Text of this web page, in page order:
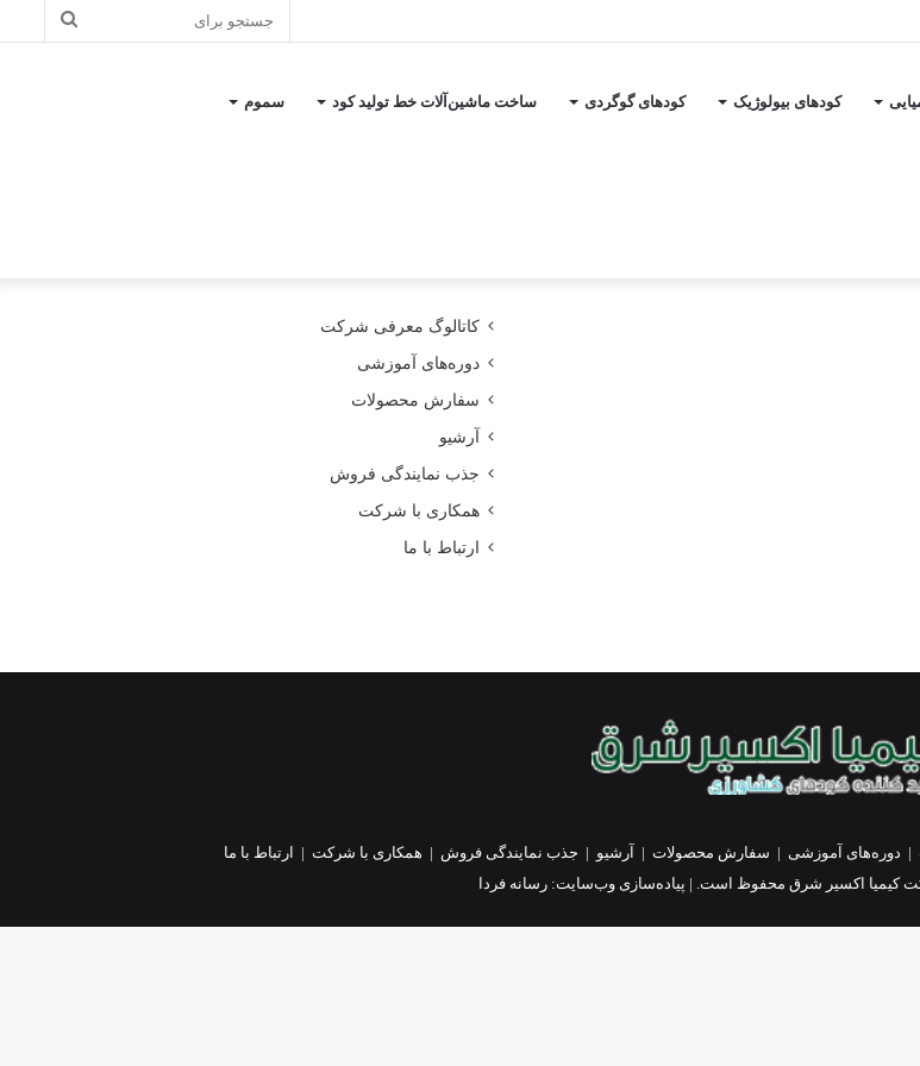
کودهای بیولوژیک کودهای گوگردی ساخت ماشین‌آلات خط تولید کود سموم
کاتالوگ معرفی شرکت
دوره‌های آموزشی
سفارش محصولات
آرشیو
جذب نمایندگی فروش
همکاری با شرکت
ارتباط با ما
| دوره‌های آموزشی | سفارش محصولات | آرشیو | جذب نمایندگی فروش | همکاری با شرکت | ارتباط با ما
کیمیا اکسیر شرق محفوظ است. | پیاده‌سازی وب‌سایت: رسانه فردا